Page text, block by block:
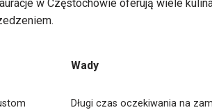
w Częstochowie oferują wiele
Wady
Długi czas oczekiwania na